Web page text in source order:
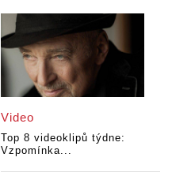
Video
Top 8 videoklipů týdne:
Vzpomínka...